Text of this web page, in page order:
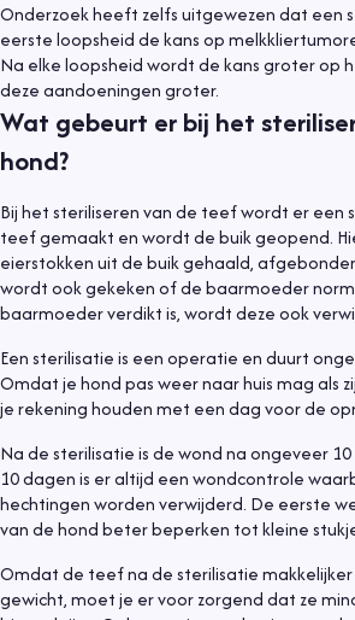
Onderzoek heeft zelfs uitgewezen dat een
eerste loopsheid de kans op
Na elke loopsheid wordt de kans groter op
deze aandoeningen groter.
Wat gebeurt er bij het
hond?
Bij het steriliseren van de teef wordt er een
teef gemaakt en wordt de buik geopend.
eierstokken uit de buik gehaald,
wordt ook gekeken of de baarmoeder
baarmoeder verdikt is, wordt deze ook
Een sterilisatie is een operatie en duurt
Omdat je hond pas weer naar huis mag als
je rekening houden met een dag voor de
Na de sterilisatie is de wond na ongeveer
10 dagen is er altijd een wondcontrole
hechtingen worden verwijderd. De eerste
van de hond beter beperken tot kleine
Omdat de teef na de sterilisatie makkelijker
gewicht, moet je er voor zorgend dat ze